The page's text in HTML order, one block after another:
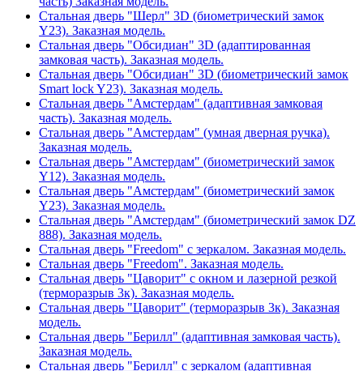
Стальная дверь "Шерл" 3D (биометрический замок
Y23). Заказная модель.
Стальная дверь "Обсидиан" 3D (адаптированная
замковая часть). Заказная модель.
Стальная дверь "Обсидиан" 3D (биометрический замок
Smart lock Y23). Заказная модель.
Стальная дверь "Амстердам" (адаптивная замковая
часть). Заказная модель.
Стальная дверь "Амстердам" (умная дверная ручка).
Заказная модель.
Стальная дверь "Амстердам" (биометрический замок
Y12). Заказная модель.
Стальная дверь "Амстердам" (биометрический замок
Y23). Заказная модель.
Стальная дверь "Амстердам" (биометрический замок DZ
888). Заказная модель.
Стальная дверь "Freedom" с зеркалом. Заказная модель.
Стальная дверь "Freedom". Заказная модель.
Стальная дверь "Цаворит" с окном и лазерной резкой
(терморазрыв 3к). Заказная модель.
Стальная дверь "Цаворит" (терморазрыв 3к). Заказная
модель.
Стальная дверь "Берилл" (адаптивная замковая часть).
Заказная модель.
Стальная дверь "Берилл" с зеркалом (адаптивная